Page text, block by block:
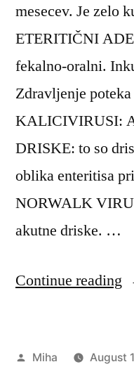
mesecev. Je zelo
ETERITIČNI
fekalno-oralni.
Zdravljenje
KALICIVIRUSI:
DRISKE: to so
oblika enteritisa
NORWALK
akutne driske. …
Continue reading
Posted
Miha
August